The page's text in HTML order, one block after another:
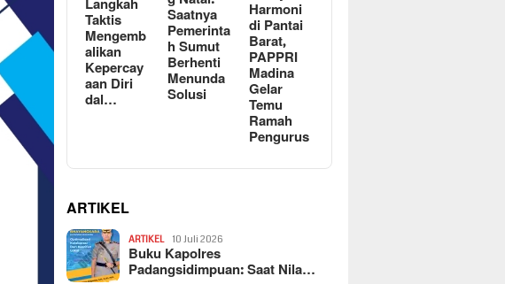
Langkah
Taktis
Mengemb
alikan
Kepercay
aan Diri
dal…
Saatnya
Pemerinta
h Sumut
Berhenti
Menunda
Solusi
Harmoni
di Pantai
Barat,
PAPPRI
Madina
Gelar
Temu
Ramah
Pengurus
ARTIKEL
ARTIKEL 10 Juli 2026
Buku Kapolres
Padangsidimpuan: Saat Nila…